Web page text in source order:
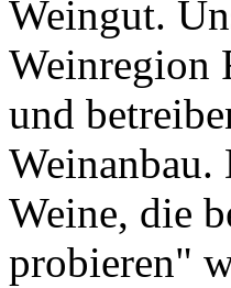
Weingut.
Weinregion
und
Weine, die
probieren"